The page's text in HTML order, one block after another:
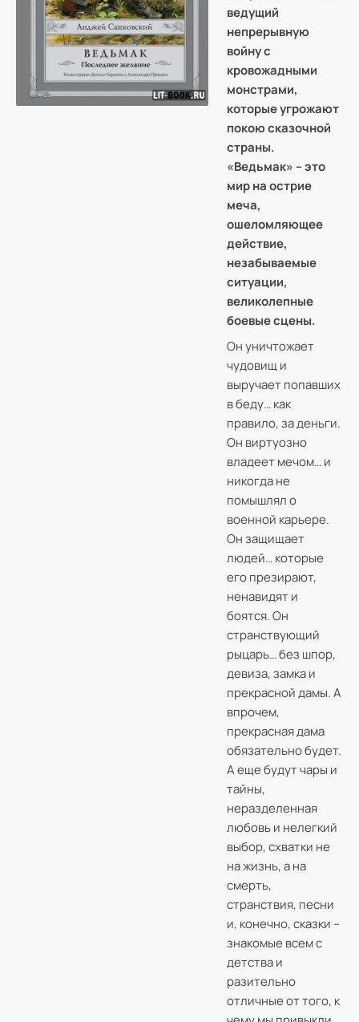
ведущий
непрерывную
войну с
кровожадными
монстрами,
которые угрожают
покою сказочной
страны.
«Ведьмак» – это
мир на острие
меча,
ошеломляющее
действие,
незабываемые
ситуации,
великолепные
боевые сцены.
Он уничтожает
чудовищ и
выручает попавших
в беду… как
правило, за деньги.
Он виртуозно
владеет мечом… и
никогда не
помышлял о
военной карьере.
Он защищает
людей… которые
его презирают,
ненавидят и
боятся. Он
странствующий
рыцарь… без шпор,
девиза, замка и
прекрасной дамы. А
впрочем,
прекрасная дама
обязательно будет.
А еще будут чары и
тайны,
неразделенная
любовь и нелегкий
выбор, схватки не
на жизнь, а на
смерть,
странствия, песни
и, конечно, сказки –
знакомые всем с
детства и
разительно
отличные от того, к